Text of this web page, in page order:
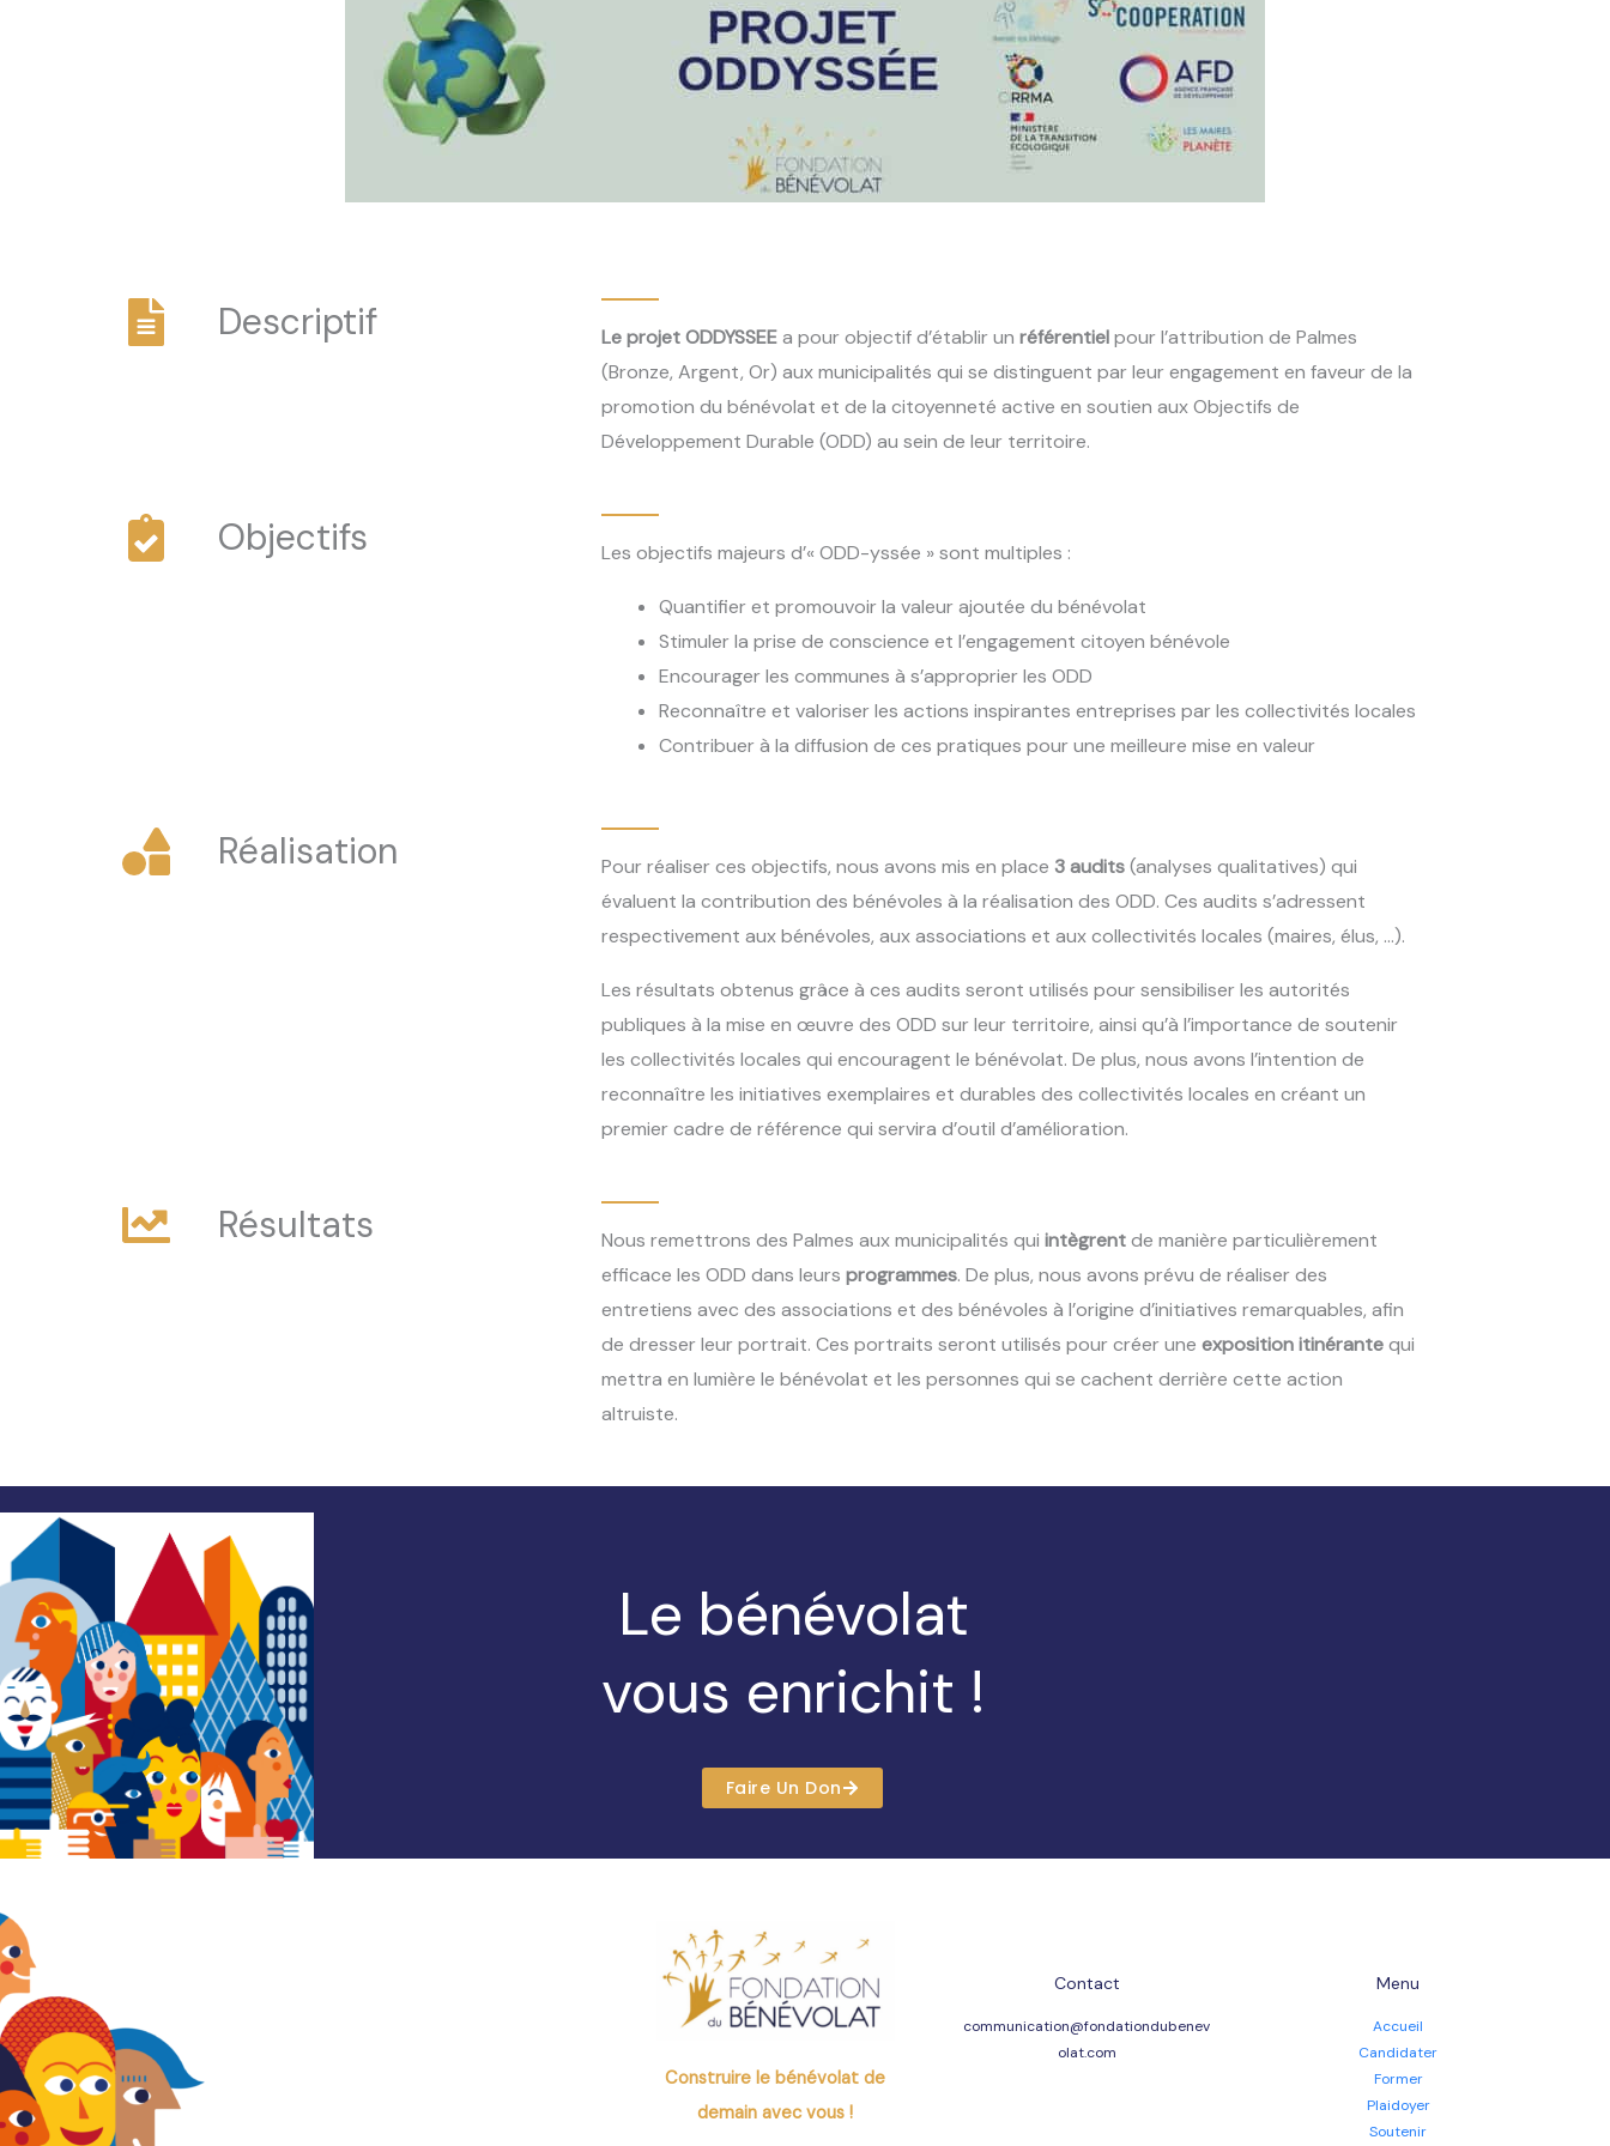
Descriptif Le projet ODDYSSEEa pour objectif d’établir unréférentielpour l’attribution de Palmes
(Bronze, Argent, Or) aux municipalités qui se distinguent par leur engagement en faveur de la
promotion du bénévolat et de la citoyenneté active en soutien aux Objectifs de
Développement Durable (ODD) au sein de leur territoire.
Objectifs Les objectifs majeurs d’« ODD-yssée » sont multiples :
Quantifier et promouvoir la valeur ajoutée du bénévolat
Stimuler la prise de conscience et l’engagement citoyen bénévole
Encourager les communes à s’approprier les ODD
Reconnaître et valoriser les actions inspirantes entreprises par les collectivités locales
Contribuer à la diffusion de ces pratiques pour une meilleure mise en valeur
Réalisation Pour réaliser ces objectifs, nous avons mis en place3 audits(analyses qualitatives) qui
évaluent la contribution des bénévoles à la réalisation des ODD. Ces audits s’adressent
respectivement aux bénévoles, aux associations et aux collectivités locales (maires, élus, …).
Les résultats obtenus grâce à ces audits seront utilisés pour sensibiliser les autorités
publiques à lamise en œuvre des ODDsur leur territoire, ainsi qu’à l’importance de soutenir
les collectivités locales qui encouragent le bénévolat. De plus, nous avons l’intention de
reconnaître les initiatives exemplaires et durables des collectivités locales en créant un
premier cadre de référence qui servira d’outil d’amélioration.
Résultats Nous remettrons des Palmes aux municipalités quiintègrentde manière particulièrement
efficace les ODD dans leursprogrammes. De plus, nous avons prévu de réaliser des
entretiens avec des associations et des bénévoles à l’origine d’initiatives remarquables, afin
de dresser leur portrait. Ces portraits seront utilisés pour créer uneexposition itinérantequi
mettra en lumière le bénévolat et les personnes qui se cachent derrière cette action
altruiste.
Le bénévolat
vous enrichit !
Faire Un Don
Construire le bénévolat de
demain avec vous !
Contact
communication@fondationdubenev
olat.com
Menu
Accueil
Candidater
Former
Plaidoyer
Soutenir